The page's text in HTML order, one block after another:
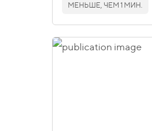
МЕНЬШЕ, ЧЕМ 1 МИН.